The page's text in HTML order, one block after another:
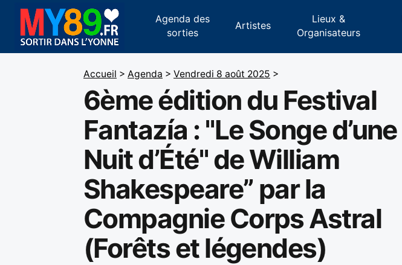
Agenda des
sorties
Artistes
Lieux &
Organisateurs
Accueil > Agenda > Vendredi 8 août 2025 >
6ème édition du Festival
Fantazía : "Le Songe d’une
Nuit d’Été" de William
Shakespeare” par la
Compagnie Corps Astral
(Forêts et légendes)